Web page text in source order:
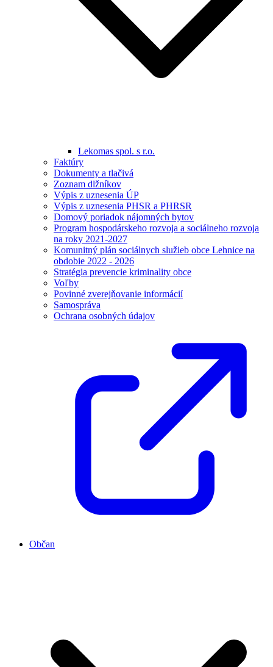
Lekomas spol. s r.o.
Faktúry
Dokumenty a tlačivá
Zoznam dlžníkov
Výpis z uznesenia ÚP
Výpis z uznesenia PHSR a PHRSR
Domový poriadok nájomných bytov
Program hospodárskeho rozvoja a sociálneho rozvoja
na roky 2021-2027
Komunitný plán sociálnych služieb obce Lehnice na
obdobie 2022 - 2026
Stratégia prevencie kriminality obce
Voľby
Povinné zverejňovanie informácií
Samospráva
Ochrana osobných údajov
Občan